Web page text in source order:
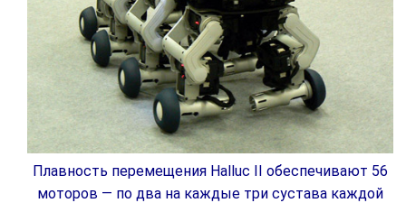
Плавность перемещения Halluc II обеспечивают 56
моторов — по два на каждые три сустава каждой